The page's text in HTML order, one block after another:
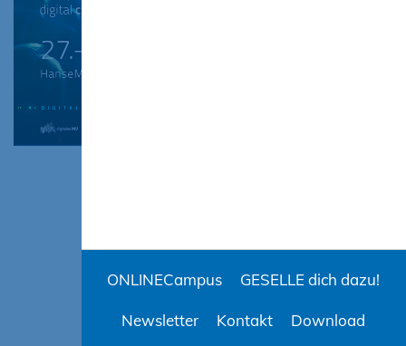
ONLINECampus GESELLE dich dazu!
Newsletter Kontakt Download